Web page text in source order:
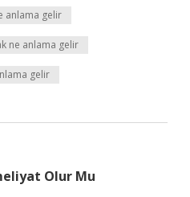
anlama gelir
ne anlama gelir
gelir
Olur Mu